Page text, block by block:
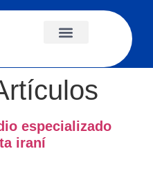
especializado
iraní